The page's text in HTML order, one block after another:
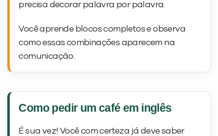
precisa decorar palavra por palavra.
Você aprende blocos completos e observa
como essas combinações aparecem na
comunicação.
Como pedir um café em inglês
É sua vez! Você com certeza já deve saber